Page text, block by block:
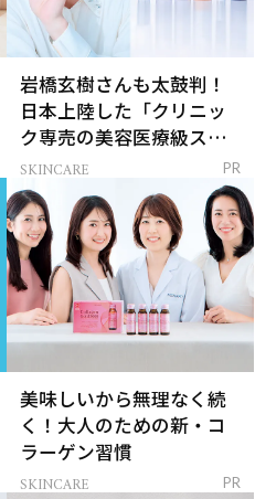
岩橋玄樹さんも太鼓判！
日本上陸した「クリニッ
ク専売の美容医療級スキ
ンケア」
SKINCARE PR
美味しいから無理なく続
く！大人のための新・コ
ラーゲン習慣
SKINCARE PR